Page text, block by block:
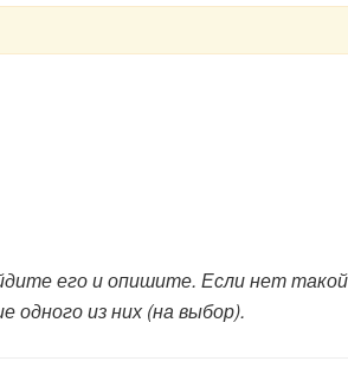
его и опишите. Если нет
одного из них (на выбор).